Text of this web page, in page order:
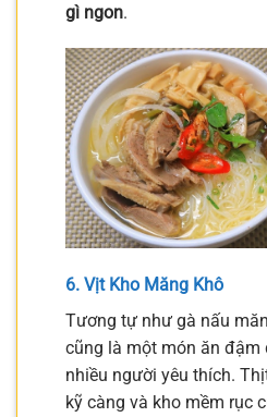
gì ngon.
6. Vịt Kho Măng Khô
Tương tự như gà nấu
cũng là một món ăn
nhiều người yêu thích.
kỹ càng và kho mềm rục